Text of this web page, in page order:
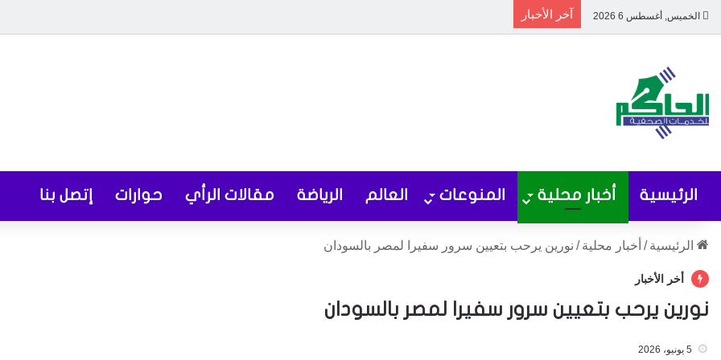
الخميس, أغسطس 6 2026 آخر الأخبار
الرئيسية أخبار محلية المنوعات العالم الرياضة مقالات الرأي حوارات إتصل بنا
الرئيسية / أخبار محلية / نورين يرحب بتعيين سرور سفيرا لمصر بالسودان
أخر الأخبار
نورين يرحب بتعيين سرور سفيرا لمصر بالسودان
5 يونيو، 2026